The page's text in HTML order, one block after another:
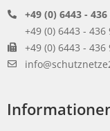
+49 (0) 6443 - 436
+49 (0) 6443 - 436
+49 (0) 6443 - 436